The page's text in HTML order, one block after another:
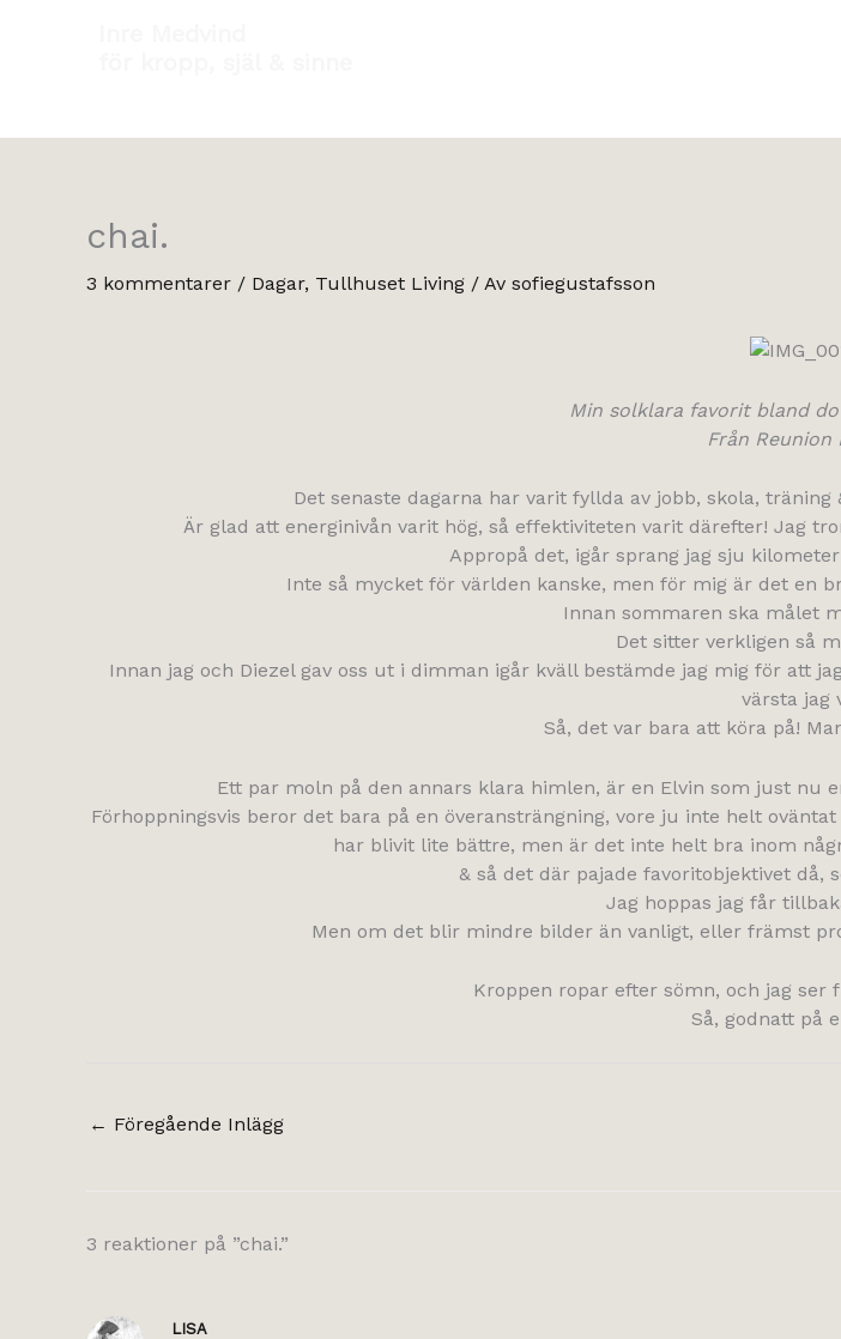
chai.
3 kommentarer / Dagar, Tullhuset Living / Av sofiegustafsson
Min solklara favorit bland
Från Reunion
Det senaste dagarna har varit fyllda av jobb, skola,
Är glad att energinivån varit hög, så effektiviteten varit därefter! Jag
Appropå det, igår sprang jag sju
Inte så mycket för världen kanske, men för mig är det en
Innan sommaren ska målet
Det sitter verkligen så
Innan jag och Diezel gav oss ut i dimman igår kväll bestämde jag mig för att
värsta jag
Så, det var bara att köra på!
Ett par moln på den annars klara himlen, är en Elvin som just nu
Förhoppningsvis beror det bara på en överansträngning, vore ju inte helt
har blivit lite bättre, men är det inte helt bra inom
& så det där pajade favoritobjektivet då,
Jag hoppas jag får
Men om det blir mindre bilder än vanligt, eller främst
Kroppen ropar efter sömn, och jag
Så, godnatt på
← Föregående Inlägg
3 reaktioner på ”chai.”
LISA